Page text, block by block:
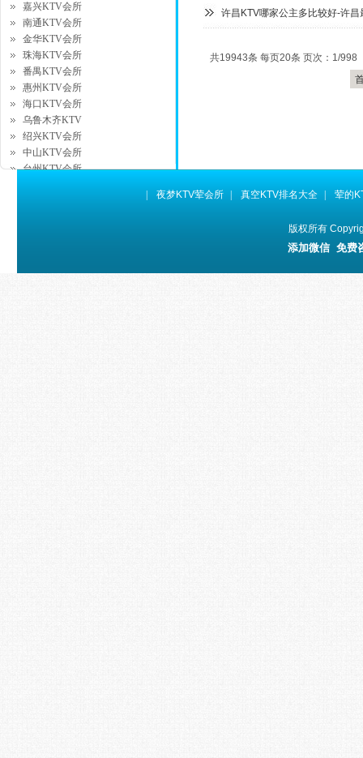
许昌KTV哪家公主多比较好-许
共19943条 每页20条 页次：1/998
嘉兴KTV会所
南通KTV会所
金华KTV会所
珠海KTV会所
番禺KTV会所
惠州KTV会所
海口KTV会所
乌鲁木齐KTV
绍兴KTV会所
中山KTV会所
台州KTV会所
夜梦KTV荤会所 真空KTV排名大全 荤的
版权所有
添加微信 免费